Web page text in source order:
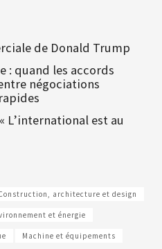
de Donald Trump
: quand les accords
négociations
L’international est au
architecture et design
et énergie
Machine et équipements